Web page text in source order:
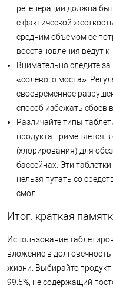
регенерации должна
с фактической
средним объемом ее
восстановления ведут
Внимательно следите
«солевого моста».
своевременное
способ избежать сбоев
Различайте типы
продукта применяется
(хлорирования) для
бассейнах. Эти
нельзя путать со
смол.
Итог: краткая
Использование
вложение в
жизни. Выбирайте продукт
99.5%, не содержащий